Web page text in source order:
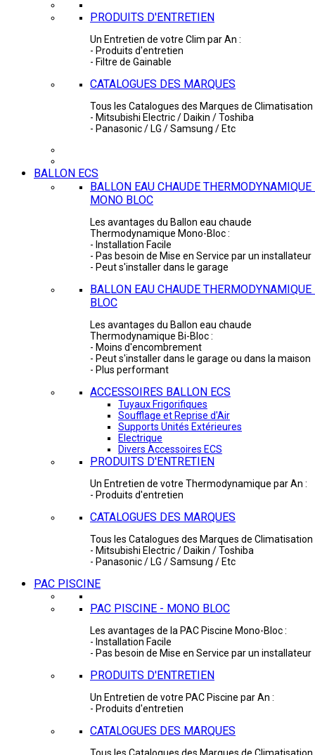
PRODUITS D'ENTRETIEN
Un Entretien de votre Clim par An :
- Produits d'entretien
- Filtre de Gainable
CATALOGUES DES MARQUES
Tous les Catalogues des Marques de Climatisation
- Mitsubishi Electric / Daikin / Toshiba
- Panasonic / LG / Samsung / Etc
BALLON ECS
BALLON EAU CHAUDE THERMODYNAMIQUE
MONO BLOC
Les avantages du Ballon eau chaude
Thermodynamique Mono-Bloc :
- Installation Facile
- Pas besoin de Mise en Service par un installateur
- Peut s'installer dans le garage
BALLON EAU CHAUDE
BLOC
Les avantages du Ballon eau chaude
Thermodynamique Bi-Bloc :
- Moins d'encombrement
- Peut s'installer dans le garage ou dans la maison
- Plus performant
ACCESSOIRES BALLON ECS
Tuyaux Frigorifiques
Soufflage et Reprise d'Air
Supports Unités Extérieures
Electrique
Divers Accessoires ECS
PRODUITS D'ENTRETIEN
Un Entretien de votre Thermodynamique par An :
- Produits d'entretien
CATALOGUES DES MARQUES
Tous les Catalogues des Marques de Climatisation
- Mitsubishi Electric / Daikin / Toshiba
- Panasonic / LG / Samsung / Etc
PAC PISCINE
PAC PISCINE - MONO BLOC
Les avantages de la PAC Piscine Mono-Bloc :
- Installation Facile
- Pas besoin de Mise en Service par un installateur
PRODUITS D'ENTRETIEN
Un Entretien de votre PAC Piscine par An :
- Produits d'entretien
CATALOGUES DES MARQUES